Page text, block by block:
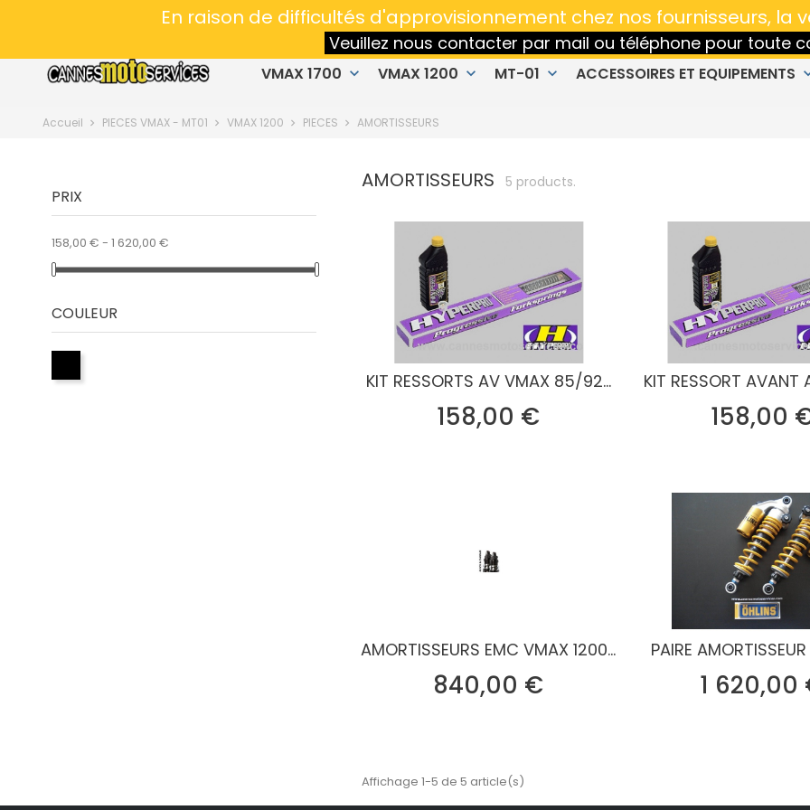
Spécialiste en préparation VMAX & MT01- Réparation, Vente et Entretien MOTO toutes
En raison de difficultés d'approvisionnement chez nos fournisseurs, la
Veuillez nous contacter par mail ou téléphone pour toute
VMAX 1700 keyboard_arrow_down VMAX 1200 keyboard_arrow_down MT-01 keyboard_arrow_down ACCESSOIRES ET EQUIPEMENTS
Accueil PIECES VMAX - MT01 VMAX 1200 PIECES AMORTISSEURS
PRIX
158,00 € - 1 620,00 €
COULEUR
AMORTISSEURS 5 products.
KIT RESSORTS AV VMAX 85/92...
158,00 €
KIT RESSORT AVANT
158,00
AMORTISSEURS EMC VMAX 1200...
840,00 €
PAIRE AMORTISSEUR
1 620,00
Affichage 1-5 de 5 article(s)